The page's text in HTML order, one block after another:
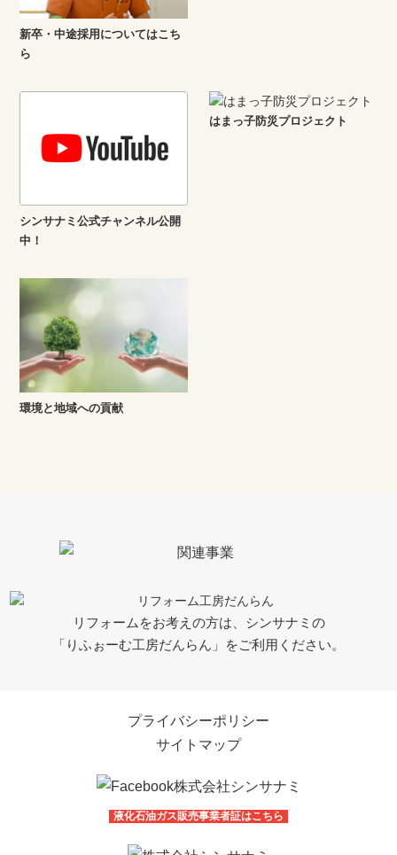
新卒・中途採用についてはこち
ら
シンサナミ公式チャンネル公開
中！
はまっ子防災プロジェクト
環境と地域への貢献
リフォームをお考えの方は、シンサナミの
「りふぉーむ工房だんらん」をご利用ください。
プライバシーポリシー
サイトマップ
液化石油ガス販売事業者証はこちら